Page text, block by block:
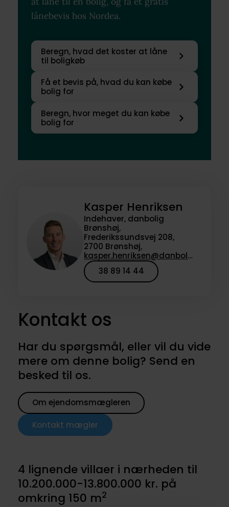
lånebevis hos Nordea.
Beregn, hvad det koster at låne
til boligkøb
Få et bevis på, hvad du kan købe
bolig for
Beregn, hvor meget du kan købe
bolig for
Kasper Henriksen
Indehaver, danbolig
Brønshøj,
Frederikssundsvej 208,
2700 Brønshøj,
kasper.henriksen@danbolig.dk
38 89 14 44
Kontakt os
Har du spørgsmål, eller vil du vide
mere om denne bolig? Send en
besked til os.
Om ejendomsmægleren
Kontakt mægler
4 lignende villaer i nærheden til
10.200.000-13.800.000 kr. på
omkring 150 m2